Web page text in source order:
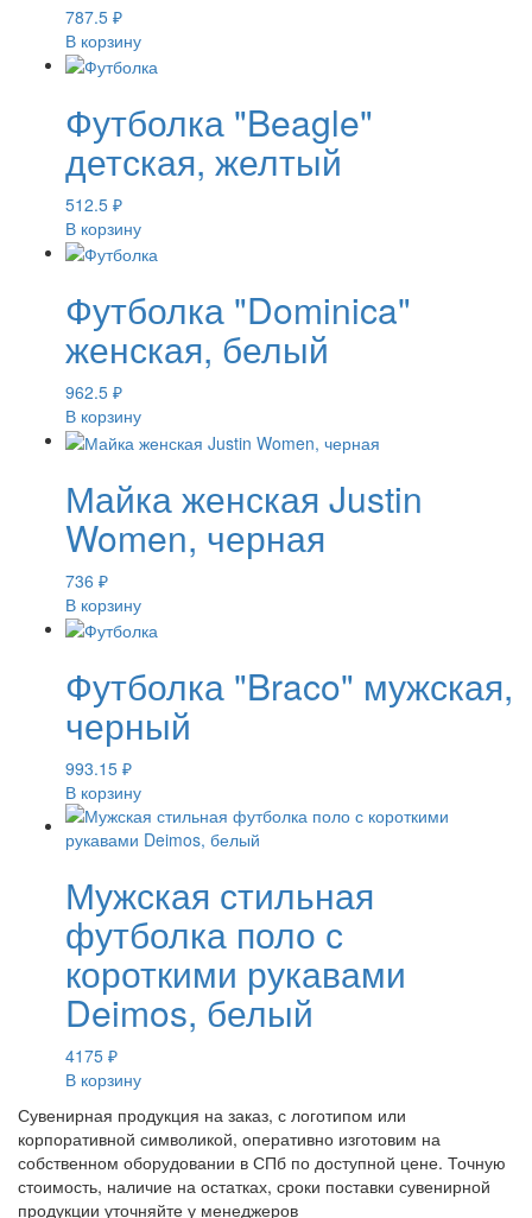
787.5 ₽
В корзину
Футболка "Beagle"
детская, желтый
512.5 ₽
В корзину
Футболка "Dominica"
женская, белый
962.5 ₽
В корзину
Майка женская Justin
Women, черная
736 ₽
В корзину
Футболка "Braco" мужская,
черный
993.15 ₽
В корзину
Мужская стильная
футболка поло с
короткими рукавами
Deimos, белый
4175 ₽
В корзину
Сувенирная продукция на заказ, с логотипом или
корпоративной символикой, оперативно изготовим на
собственном оборудовании в СПб по доступной цене. Точную
стоимость, наличие на остатках, сроки поставки сувенирной
продукции уточняйте у менеджеров